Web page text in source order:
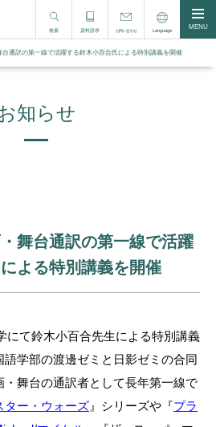
検索 資料請求 お問い合わせ Language MENU
台通訳の第一線で活躍する鈴木小百合氏による特別講義を開催
知らせ
・舞台通訳の第一線で活躍
よる特別講義を開催
て鈴木小百合先生による特別講義
学部の渡邊ゼミと日影ゼミの合同
・舞台の通訳者として長年第一線で
ター・ウォーズ 』シリーズや『プラ